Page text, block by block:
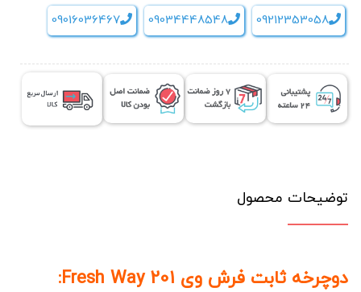
09212353058
09034448548
09016036467
توضیحات محصول
دوچرخه ثابت فرش وی Fresh Way 201: